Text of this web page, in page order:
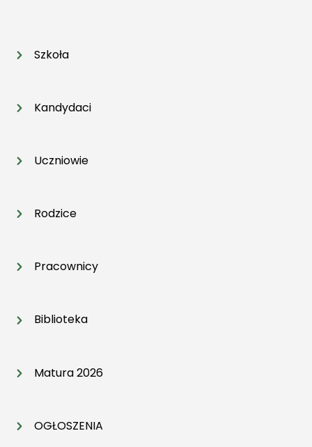
Szkoła
Kandydaci
Uczniowie
Rodzice
Pracownicy
Biblioteka
Matura 2026
OGŁOSZENIA